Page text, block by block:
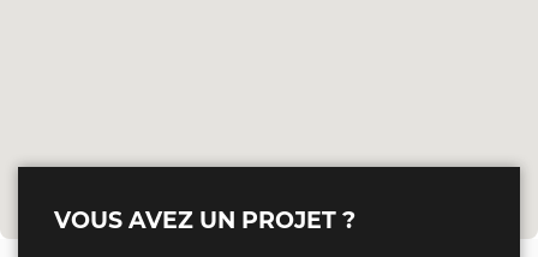
VOUS AVEZ UN PROJET ?